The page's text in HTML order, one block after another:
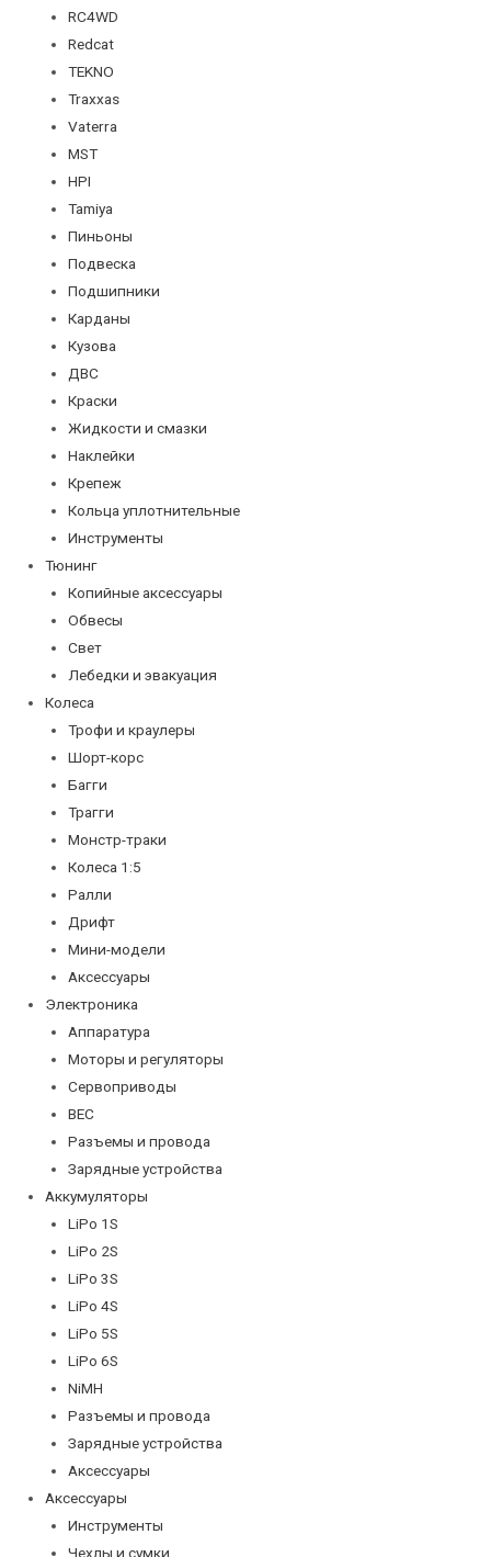
RC4WD
Redcat
TEKNO
Traxxas
Vaterra
MST
HPI
Tamiya
Пиньоны
Подвеска
Подшипники
Карданы
Кузова
ДВС
Краски
Жидкости и смазки
Наклейки
Крепеж
Кольца уплотнительные
Инструменты
Тюнинг
Копийные аксессуары
Обвесы
Свет
Лебедки и эвакуация
Колеса
Трофи и краулеры
Шорт-корс
Багги
Трагги
Монстр-траки
Колеса 1:5
Ралли
Дрифт
Мини-модели
Аксессуары
Электроника
Аппаратура
Моторы и регуляторы
Сервоприводы
BEC
Разъемы и провода
Зарядные устройства
Аккумуляторы
LiPo 1S
LiPo 2S
LiPo 3S
LiPo 4S
LiPo 5S
LiPo 6S
NiMH
Разъемы и провода
Зарядные устройства
Аксессуары
Аксессуары
Инструменты
Чехлы и сумки